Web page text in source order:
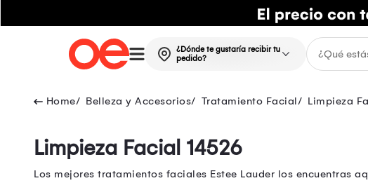
¿Dónde te gustaría recibir tu
pedido?
Belleza y Accesorios Tratamiento Facial Limpieza
Limpieza Facial 14526
Los mejores tratamientos faciales Estee Lauder los encuentras